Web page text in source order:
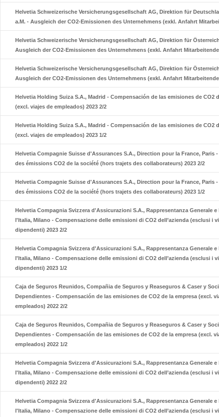
Helvetia Schweizerische Versicherungsgesellschaft AG, Direktion für
a.M. - Ausgleich der CO2-Emissionen des Unternehmens (exkl. Anfahrt
Helvetia Schweizerische Versicherungsgesellschaft AG, Direktion für
Ausgleich der CO2-Emissionen des Unternehmens (exkl. Anfahrt
Helvetia Schweizerische Versicherungsgesellschaft AG, Direktion für
Ausgleich der CO2-Emissionen des Unternehmens (exkl. Anfahrt
Helvetia Holding Suiza S.A., Madrid - Compensación de las emisiones de CO2
(excl. viajes de empleados) 2023 2/2
Helvetia Holding Suiza S.A., Madrid - Compensación de las emisiones de CO2
(excl. viajes de empleados) 2023 1/2
Helvetia Compagnie Suisse d'Assurances S.A., Direction pour la France, Paris
des émissions CO2 de la société (hors trajets des collaborateurs) 2023 2/2
Helvetia Compagnie Suisse d'Assurances S.A., Direction pour la France, Paris
des émissions CO2 de la société (hors trajets des collaborateurs) 2023 1/2
Helvetia Compagnia Svizzera d'Assicurazioni S.A., Rappresentanza Generale e
l'Italia, Milano - Compensazione delle emissioni di CO2 dell’azienda (esclusi i
dipendenti) 2023 2/2
Helvetia Compagnia Svizzera d'Assicurazioni S.A., Rappresentanza Generale e
l'Italia, Milano - Compensazione delle emissioni di CO2 dell’azienda (esclusi i
dipendenti) 2023 1/2
Caja de Seguros Reunidos, Compañia de Seguros y Reaseguros & Caser y
Dependientes - Compensación de las emisiones de CO2 de la empresa (excl.
empleados) 2022 2/2
Caja de Seguros Reunidos, Compañia de Seguros y Reaseguros & Caser y
Dependientes - Compensación de las emisiones de CO2 de la empresa (excl.
empleados) 2022 1/2
Helvetia Compagnia Svizzera d'Assicurazioni S.A., Rappresentanza Generale e
l'Italia, Milano - Compensazione delle emissioni di CO2 dell’azienda (esclusi i
dipendenti) 2022 2/2
Helvetia Compagnia Svizzera d'Assicurazioni S.A., Rappresentanza Generale e
l'Italia, Milano - Compensazione delle emissioni di CO2 dell’azienda (esclusi i